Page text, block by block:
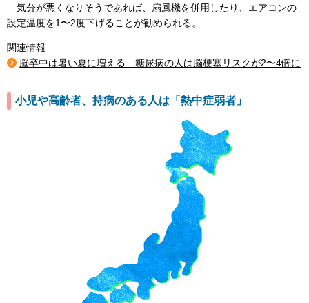
気分が悪くなりそうであれば、扇風機を併用したり、エアコンの
設定温度を1〜2度下げることが勧められる。
関連情報
脳卒中は暑い夏に増える 糖尿病の人は脳梗塞リスクが2〜4倍に
小児や高齢者、持病のある人は「熱中症弱者」